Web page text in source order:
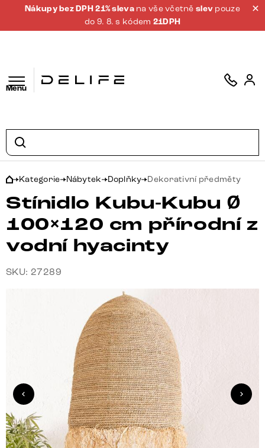
Nákupy bez DPH 21% sleva na vše včetněslev pouze
do 9. 8. s kódem 21DPH
Menu
Kategorie Nábytek Doplňky Dekorativní předměty
Stínidlo Kubu-Kubu Ø
100×120 cm přírodní z
vodní hyacinty
SKU: 27289